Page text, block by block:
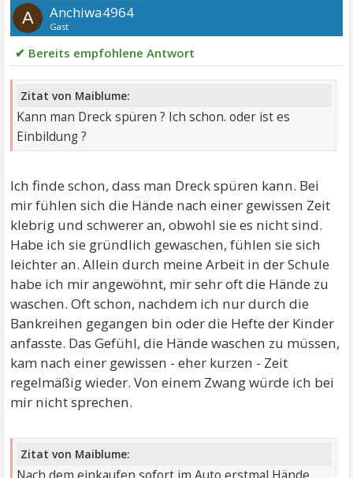
A Anchiwa4964
Gast
✔ Bereits empfohlene Antwort
Zitat von Maiblume:
Kann man Dreck spüren ? Ich schon. oder ist es
Einbildung ?
Ich finde schon, dass man Dreck spüren kann. Bei
mir fühlen sich die Hände nach einer gewissen Zeit
klebrig und schwerer an, obwohl sie es nicht sind.
Habe ich sie gründlich gewaschen, fühlen sie sich
leichter an. Allein durch meine Arbeit in der Schule
habe ich mir angewöhnt, mir sehr oft die Hände zu
waschen. Oft schon, nachdem ich nur durch die
Bankreihen gegangen bin oder die Hefte der Kinder
anfasste. Das Gefühl, die Hände waschen zu müssen,
kam nach einer gewissen - eher kurzen - Zeit
regelmäßig wieder. Von einem Zwang würde ich bei
mir nicht sprechen.
Zitat von Maiblume: